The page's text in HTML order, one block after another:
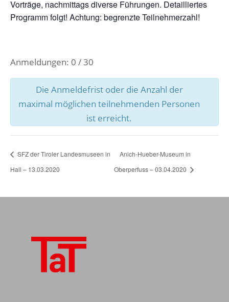
Vorträge, nachmittags diverse Führungen. Detailliertes
Programm folgt! Achtung: begrenzte Teilnehmerzahl!
Anmeldungen: 0 / 30
Die Anmeldefrist oder die Anzahl der
maximal möglichen teilnehmenden Personen
ist erreicht.
SFZ der Tiroler Landesmuseen in
Hall – 13.03.2020
Anich-Hueber-Museum in
Oberperfuss – 03.04.2020